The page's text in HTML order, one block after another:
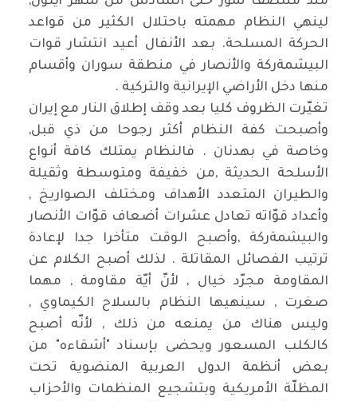
لينهي النظام مهمته باحتلال الكثير من قواعد
الحركة المسلحة. بعد الأنفال أعيد انتشار قوات
البيشمةركة والأنصار في منطقة سوران وأقسام
منها دخل الأراضي الإيرانية والتركية .
تغيّرت الظروف كليا بعد وقف إطلاق النار مع إيران
وأصبحت كفة النظام أكثر رجوحا من ذي قبل,
وخاصة في بهدنان . فالنظام يمتلك كافة أنواع
الأسلحة الحديثة ,من خفيفة ومتوسطة وثقيلة
والطيران المتعدد الأهداف ومختلف الصواريخ ,
وأعداد قوّاته تعادل عشرات أضعاف قوّات الأنصار
والبيشمةركة ,وأصبح الوقت متأخرا جدا لإعادة
ترتيب الفصائل المقاتلة . لذلك أصبح الكلام عن
المقاومة مجرّد خيال , لأنّ أيّة مقاومة , مهما
صغرت , سينهيها النظام بالسلاح الكيماوي ,
وليس هناك من يمنعه من ذلك , لأنّه أصبح
كالكلب المسعور ويحضى بإسناد "أشقاءه" من
بعض أنظمة الدول العربية المنضوية تحت
المظلّة الأمريكية وبتشجيع المنظمات والأحزاب